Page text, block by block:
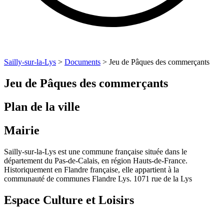
Sailly-sur-la-Lys > Documents > Jeu de Pâques des commerçants
Jeu de Pâques des commerçants
Plan de la ville
Mairie
Sailly-sur-la-Lys est une commune française située dans le
département du Pas-de-Calais, en région Hauts-de-France.
Historiquement en Flandre française, elle appartient à la
communauté de communes Flandre Lys. 1071 rue de la Lys
Espace Culture et Loisirs